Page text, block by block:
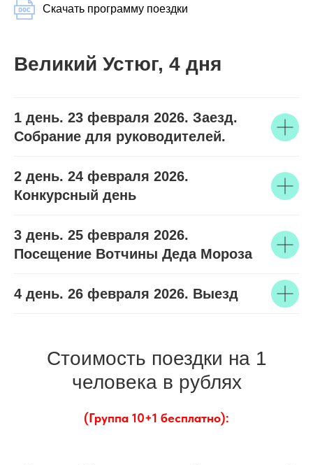
Скачать программу поездки
Великий Устюг, 4 дня
1 день. 23 февраля 2026. Заезд.
Собрание для руководителей.
2 день. 24 февраля 2026.
Конкурсный день
3 день. 25 февраля 2026.
Посещение Вотчины Деда Мороза
4 день. 26 февраля 2026. Выезд
Стоимость поездки на 1
человека в рублях
(Группа 10+1 бесплатно):